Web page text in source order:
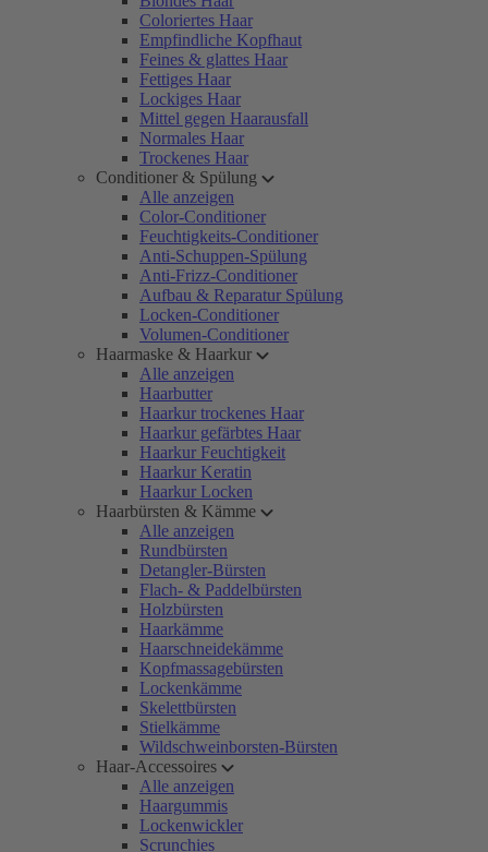
Coloriertes Haar
Empfindliche Kopfhaut
Feines & glattes Haar
Fettiges Haar
Lockiges Haar
Mittel gegen Haarausfall
Normales Haar
Trockenes Haar
Conditioner & Spülung
Alle anzeigen
Color-Conditioner
Feuchtigkeits-Conditioner
Anti-Schuppen-Spülung
Anti-Frizz-Conditioner
Aufbau & Reparatur Spülung
Locken-Conditioner
Volumen-Conditioner
Haarmaske & Haarkur
Alle anzeigen
Haarbutter
Haarkur trockenes Haar
Haarkur gefärbtes Haar
Haarkur Feuchtigkeit
Haarkur Keratin
Haarkur Locken
Haarbürsten & Kämme
Alle anzeigen
Rundbürsten
Detangler-Bürsten
Flach- & Paddelbürsten
Holzbürsten
Haarkämme
Haarschneidekämme
Kopfmassagebürsten
Lockenkämme
Skelettbürsten
Stielkämme
Wildschweinborsten-Bürsten
Haar-Accessoires
Alle anzeigen
Haargummis
Lockenwickler
Scrunchies